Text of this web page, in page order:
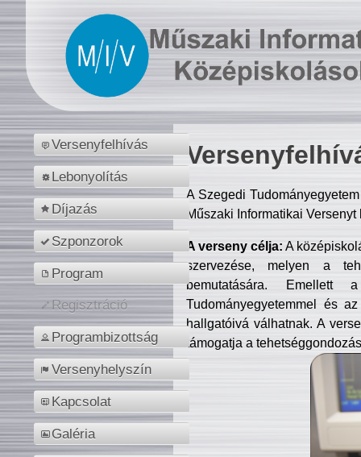
Versenyfelhívás
Lebonyolítás
Díjazás
Szponzorok
Program
Regisztráció
Programbizottság
Versenyhelyszín
Kapcsolat
Galéria
A Szegedi
Műszaki Informatikai
A verseny célja: A
szervezése, melyen a
bemutatására. Emellett
Tudományegyetemmel és
hallgatóivá válhatnak. A
támogatja a